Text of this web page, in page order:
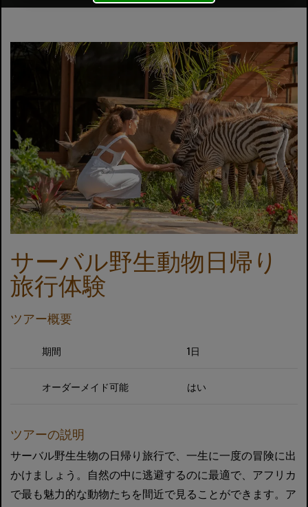
サーバル野生動物日帰り
旅行体験
ツアー概要
期間 1日
オーダーメイド可能 はい
ツアーの説明
サーバル野生生物の日帰り旅行で、一生に一度の冒険に出
かけましょう。自然の中に逃避するのに最適で、アフリカ
で最も魅力的な動物たちを間近で見ることができます。ア